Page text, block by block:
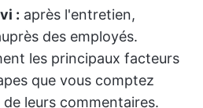
: après l'entretien,
des employés.
les principaux facteurs
que vous comptez
leurs commentaires.